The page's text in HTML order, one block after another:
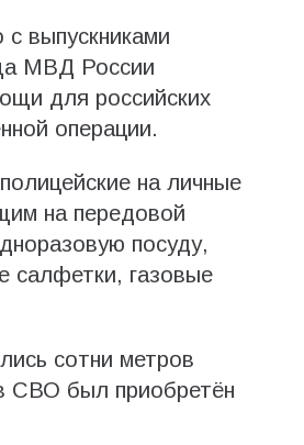
выпускниками
МВД России
для российских
операции.
на личные
на передовой
посуду,
салфетки, газовые
сотни метров
СВО был приобретён